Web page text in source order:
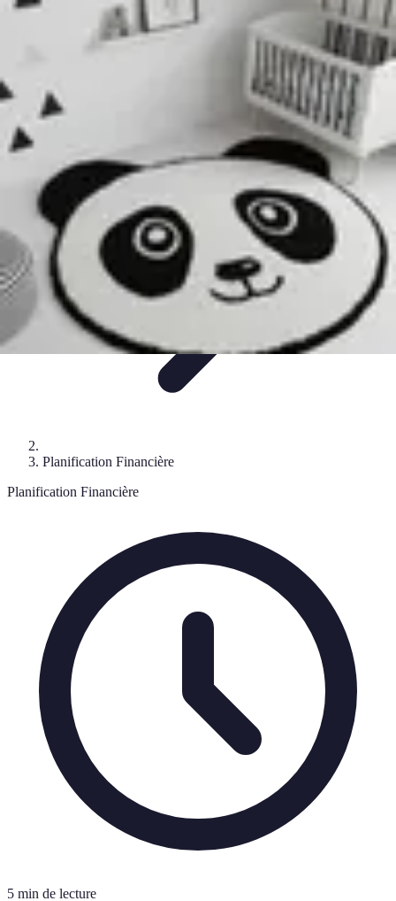
Plan Finance Perspective
Planification FinancièreStratégies Financières
Évaluation et Ajustement Évaluation et Ajustement du Plan
Plan Finance Perspective
Planification Financière
Planification Financière
5 min de lecture